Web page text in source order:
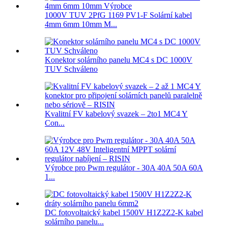
1000V TUV 2PfG 1169 PV1-F Solární kabel
4mm 6mm 10mm M...
Konektor solárního panelu MC4 s DC 1000V
TUV Schváleno
Kvalitní FV kabelový svazek – 2to1 MC4 Y
Con...
Výrobce pro Pwm regulátor - 30A 40A 50A 60A
1...
DC fotovoltaický kabel 1500V H1Z2Z2-K kabel
solárního panelu...